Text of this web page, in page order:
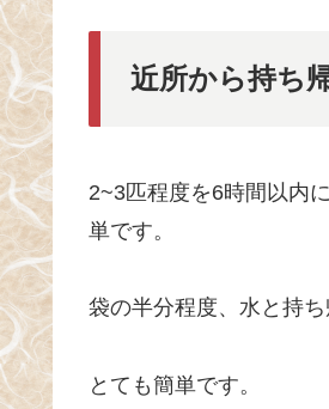
近所から持ち
2~3匹程度を6時間以内
単です。
袋の半分程度、水と持
とても簡単です。